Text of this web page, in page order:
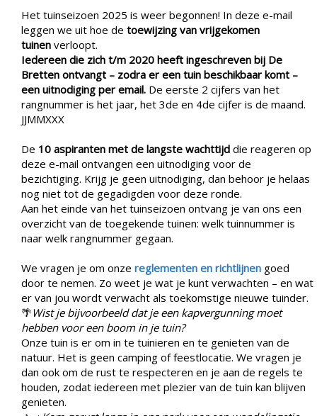
Het tuinseizoen 2025 is weer begonnen! In deze e-mail
leggen we uit hoe de toewijzing van vrijgekomen
tuinen verloopt.
Iedereen die zich t/m 2020 heeft ingeschreven bij De
Bretten ontvangt – zodra er een tuin beschikbaar komt –
een uitnodiging per email. De eerste 2 cijfers van het
rangnummer is het jaar, het 3de en 4de cijfer is de maand.
JJMMXXX
De 10 aspiranten met de langste wachttijd die reageren op
deze e-mail ontvangen een uitnodiging voor de
bezichtiging. Krijg je geen uitnodiging, dan behoor je helaas
nog niet tot de gegadigden voor deze ronde.
Aan het einde van het tuinseizoen ontvang je van ons een
overzicht van de toegekende tuinen: welk tuinnummer is
naar welk rangnummer gegaan.
We vragen je om onze reglementen en richtlijnen goed
door te nemen. Zo weet je wat je kunt verwachten – en wat
er van jou wordt verwacht als toekomstige nieuwe tuinder.
🌴 Wist je bijvoorbeeld dat je een kapvergunning moet
hebben voor een boom in je tuin?
Onze tuin is er om in te tuinieren en te genieten van de
natuur. Het is geen camping of feestlocatie. We vragen je
dan ook om de rust te respecteren en je aan de regels te
houden, zodat iedereen met plezier van de tuin kan blijven
genieten.